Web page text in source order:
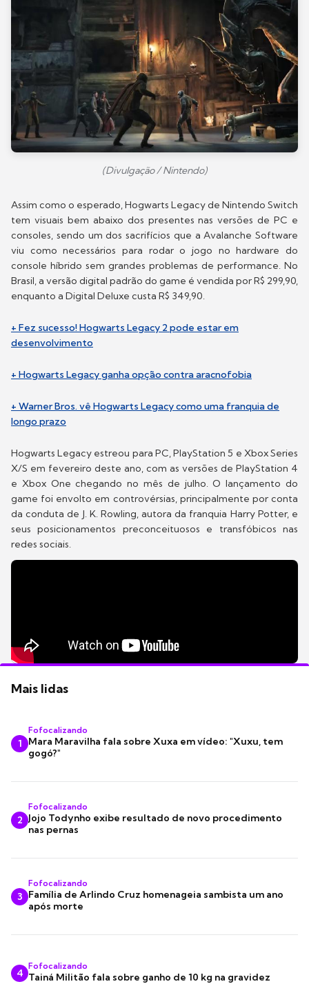
(Divulgação / Nintendo)
Assim como o esperado, Hogwarts Legacy de Nintendo Switch
tem visuais bem abaixo dos presentes nas versões de PC e
consoles, sendo um dos sacrifícios que a Avalanche Software
viu como necessários para rodar o jogo no hardware do
console híbrido sem grandes problemas de performance. No
Brasil, a versão digital padrão do game é vendida por R$ 299,90,
enquanto a Digital Deluxe custa R$ 349,90.
+ Fez sucesso! Hogwarts Legacy 2 pode estar em
desenvolvimento
+ Hogwarts Legacy ganha opção contra aracnofobia
+ Warner Bros. vê Hogwarts Legacy como uma franquia de
longo prazo
Hogwarts Legacy estreou para PC, PlayStation 5 e Xbox Series
X/S em fevereiro deste ano, com as versões de PlayStation 4
e Xbox One chegando no mês de julho. O lançamento do
game foi envolto em controvérsias, principalmente por conta
da conduta de J. K. Rowling, autora da franquia Harry Potter, e
seus posicionamentos preconceituosos e transfóbicos nas
redes sociais.
Mais lidas
1
Fofocalizando
Mara Maravilha fala sobre Xuxa em vídeo: "Xuxu, tem
gogó?"
2
Fofocalizando
Jojo Todynho exibe resultado de novo procedimento
nas pernas
3
Fofocalizando
Família de Arlindo Cruz homenageia sambista um ano
após morte
4
Fofocalizando
Tainá Militão fala sobre ganho de 10 kg na gravidez